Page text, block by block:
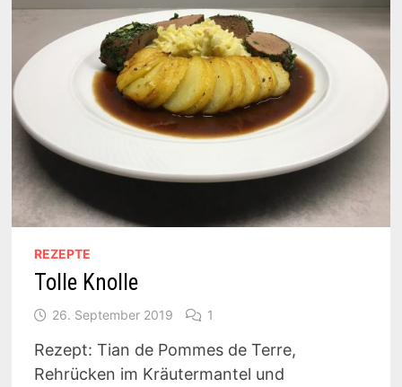
REZEPTE
Tolle Knolle
26. September 2019 1
Rezept: Tian de Pommes de Terre,
Rehrücken im Kräutermantel und